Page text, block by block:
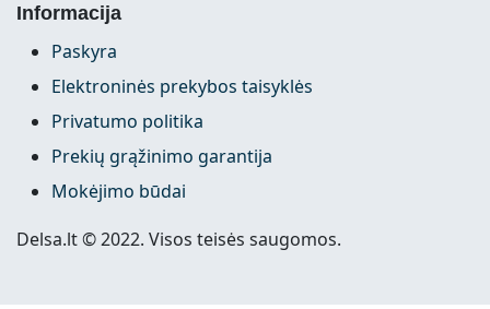
Informacija
Paskyra
Elektroninės prekybos taisyklės
Privatumo politika
Prekių grąžinimo garantija
Mokėjimo būdai
Delsa.lt © 2022. Visos teisės saugomos.